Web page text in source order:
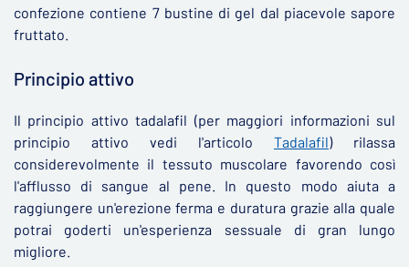
confezione contiene 7 bustine di gel dal piacevole sapore
fruttato.
Principio attivo
Il principio attivo tadalafil (per maggiori informazioni sul
principio attivo vedi l'articolo Tadalafil) rilassa
considerevolmente il tessuto muscolare favorendo così
l'afflusso di sangue al pene. In questo modo aiuta a
raggiungere un'erezione ferma e duratura grazie alla quale
potrai goderti un'esperienza sessuale di gran lungo
migliore.